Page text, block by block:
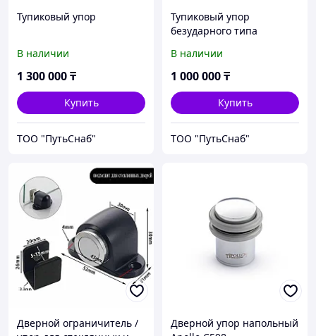
Тупиковый упор
В наличии
1 300 000₸
Купить
ТОО "ПутьСнаб"
Тупиковый упор
безударного типа
В наличии
1 000 000₸
Купить
ТОО "ПутьСнаб"
Дверной ограничитель /
Дверной упор напольный